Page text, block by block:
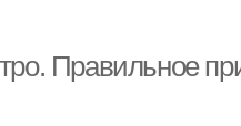
Правильное